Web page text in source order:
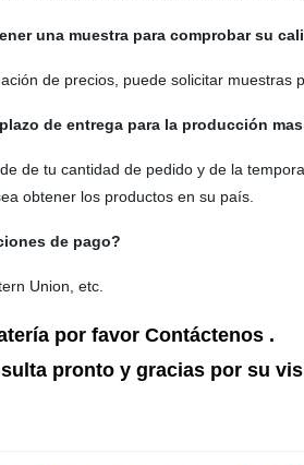
una muestra para comprobar su
de precios, puede solicitar muestras
de entrega para la producción
de tu cantidad de pedido y de la
obtener los productos en su país.
de pago?
Union, etc.
por favor Contáctenos .
pronto y gracias por su